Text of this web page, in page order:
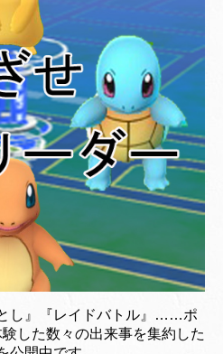
し』『レイドバトル』……ポ
した数々の出来事を集約した